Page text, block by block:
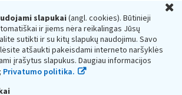
slapukai(angl. cookies). Būtinieji
ir jiems nėra reikalingas Jūsų
sutikti ir su kitų slapukų naudojimu. Savo
atšaukti pakeisdami interneto naršyklės
įrašytus slapukus. Daugiau informacijos
Privatumo politika.
ministerijos
asmens kodas — 188659752,
osios g. 14, 01107 Vilnius, Lietuva, el.paštas:
dėžutės adresas 188659752
mokesčių inspekciją prie Lietuvos
ministerijos kaupiami ir saugomi Juridinių